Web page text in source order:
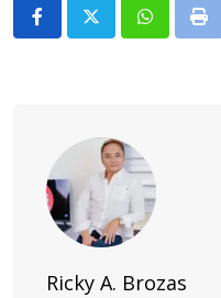
Ricky A. Brozas